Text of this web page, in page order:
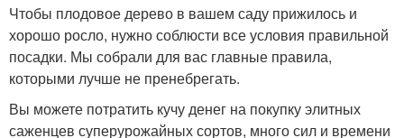
Чтобы плодовое дерево в вашем саду прижилось и
хорошо росло, нужно соблюсти все условия правильной
посадки. Мы собрали для вас главные правила,
которыми лучше не пренебрегать.
Вы можете потратить кучу денег на покупку элитных
саженцев суперурожайных сортов, много сил и времени